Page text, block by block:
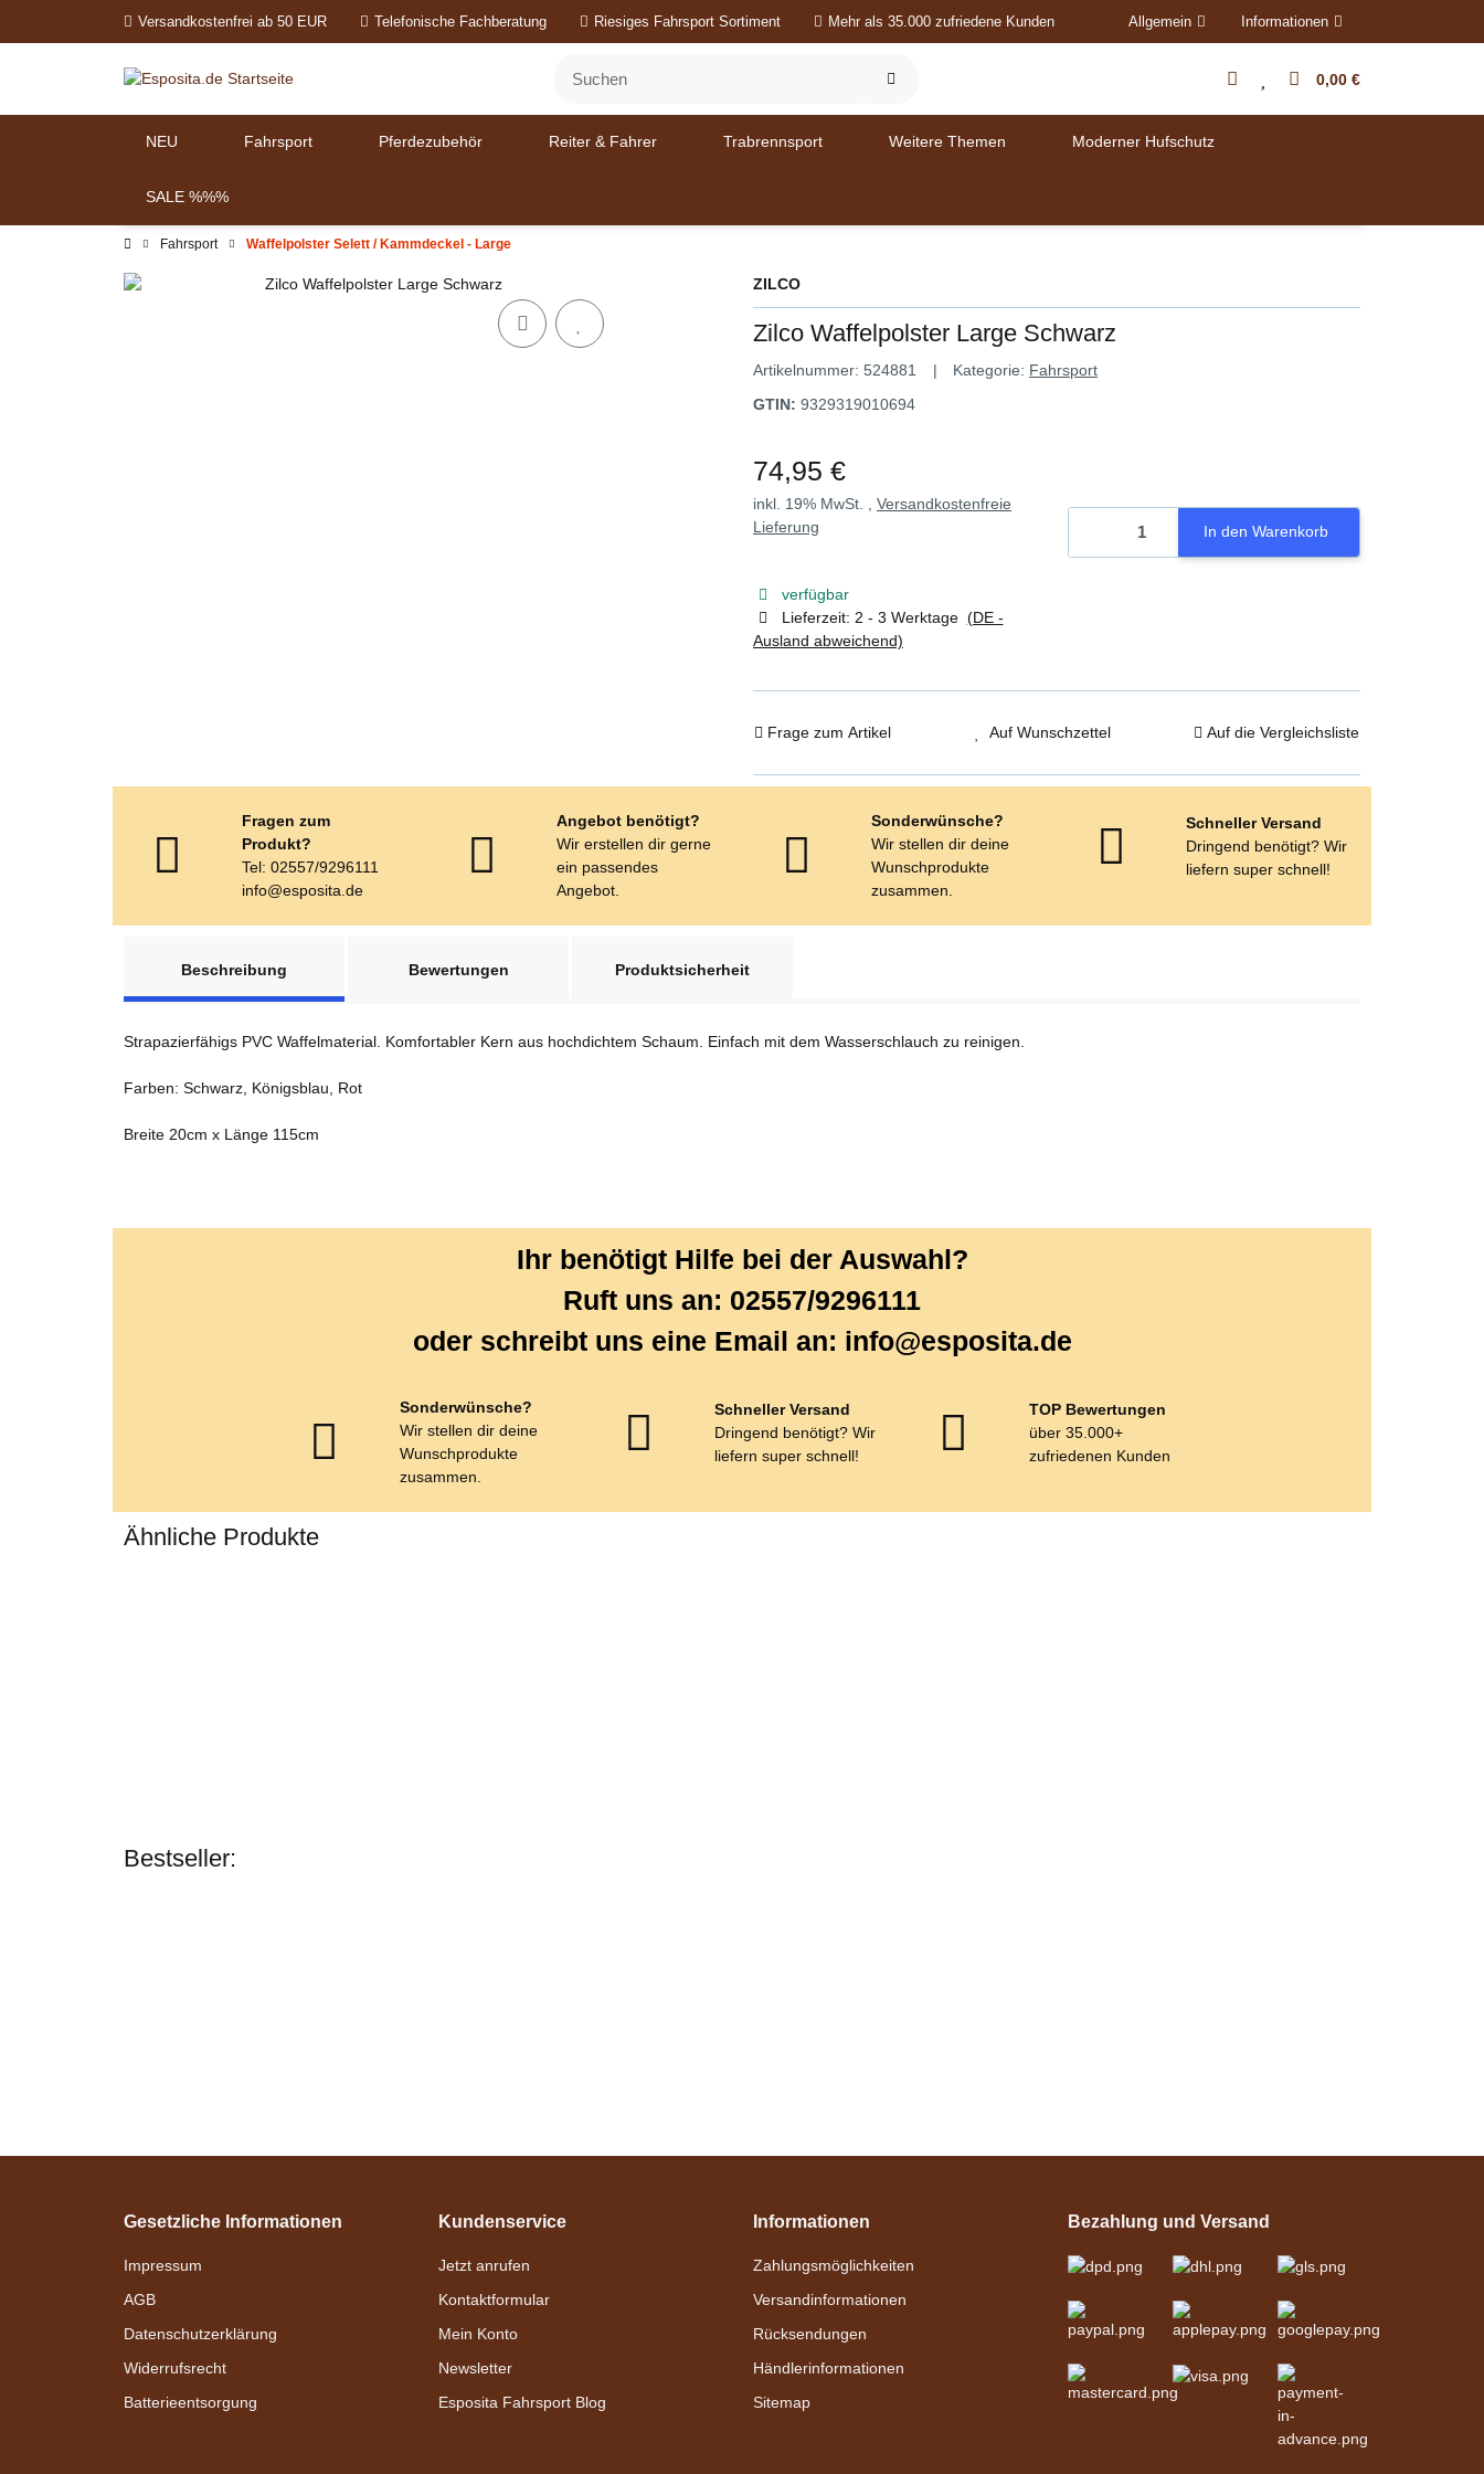
Versandkostenfrei ab 50 EUR Telefonische Fachberatung Riesiges Fahrsport Sortiment Mehr als 35.000 zufriedene Kunden Allgemein Informationen
0,00 €
NEU Fahrsport Pferdezubehör Reiter & Fahrer Trabrennsport Weitere Themen Moderner Hufschutz
SALE %%%
Fahrsport Waffelpolster Selett / Kammdeckel - Large
ZILCO
Zilco Waffelpolster Large Schwarz
Artikelnummer: 524881 Kategorie: Fahrsport
GTIN: 9329319010694
74,95 €
inkl. 19% MwSt. , Versandkostenfreie
Lieferung
verfügbar
Lieferzeit: 2 - 3 Werktage (DE -
Ausland abweichend)
In den Warenkorb
Frage zum Artikel Auf Wunschzettel Auf die Vergleichsliste
Fragen zum
Produkt?
Tel: 02557/9296111
info@esposita.de
Angebot benötigt?
Wir erstellen dir gerne
ein passendes
Angebot.
Sonderwünsche?
Wir stellen dir deine
Wunschprodukte
zusammen.
Schneller Versand
Dringend benötigt? Wir
liefern super schnell!
Beschreibung
Bewertungen Produktsicherheit
Strapazierfähigs PVC Waffelmaterial. Komfortabler Kern aus hochdichtem Schaum. Einfach mit dem Wasserschlauch zu reinigen.
Farben: Schwarz, Königsblau, Rot
Breite 20cm x Länge 115cm
Ihr benötigt Hilfe bei der Auswahl?
Ruft uns an: 02557/9296111
oder schreibt uns eine Email an: info@esposita.de
Sonderwünsche?
Wir stellen dir deine
Wunschprodukte
zusammen.
Schneller Versand
Dringend benötigt? Wir
liefern super schnell!
TOP Bewertungen
über 35.000+
zufriedenen Kunden
Ähnliche Produkte
SL kleiner
verfügbar
Bestseller:
Schwarz
329,00 €*
Bestseller
Gesetzliche Informationen
Impressum
AGB
Datenschutzerklärung
Widerrufsrecht
Batterieentsorgung
Kundenservice
Jetzt anrufen
Kontaktformular
Mein Konto
Newsletter
Esposita Fahrsport Blog
Informationen
Zahlungsmöglichkeiten
Versandinformationen
Rücksendungen
Händlerinformationen
Sitemap
Bezahlung und Versand